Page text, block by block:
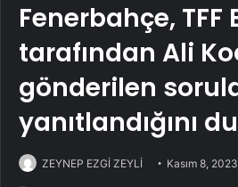
Fenerbahçe, TFF
tarafından Ali
gönderilen
yanıtlandığını
ZEYNEP EZGİ ZEYLİ Kasım 8, 2023